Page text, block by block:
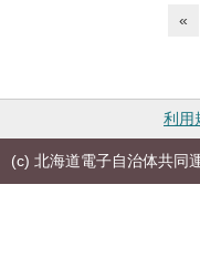
«
利用
(c) 北海道電子自治体共同